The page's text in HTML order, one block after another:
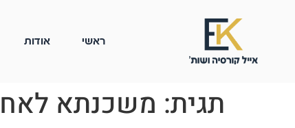
ראשי אודות
תגית: משכנתא